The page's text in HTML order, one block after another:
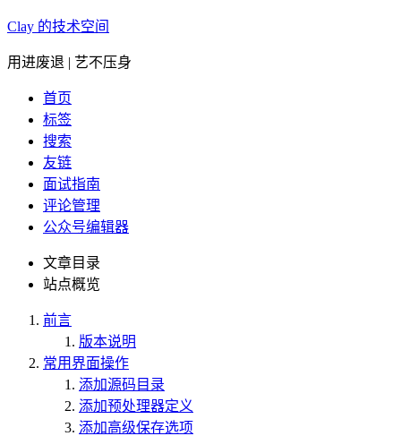
Clay 的技术空间
用进废退 | 艺不压身
首页
标签
搜索
友链
面试指南
评论管理
公众号编辑器
文章目录
站点概览
前言
版本说明
常用界面操作
添加源码目录
添加预处理器定义
添加高级保存选项